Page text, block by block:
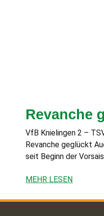
Revanche
VfB Knielingen 2 –
Revanche geglückt
seit Beginn der
MEHR LESEN